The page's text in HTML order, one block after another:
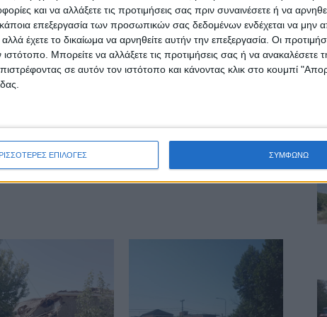
και να αλλάξετε τις προτιμήσεις σας πριν συναινέσετε ή να
επεξεργασία των προσωπικών σας δεδομένων ενδέχεται να μην
έχετε το δικαίωμα να αρνηθείτε αυτήν την επεξεργασία. Οι
ιστότοπο. Μπορείτε να αλλάξετε τις προτιμήσεις σας ή να ανακαλέσετε
σε αυτόν τον ιστότοπο και κάνοντας κλικ στο κουμπί
ΕΠΙΛΟΓΕΣ ΣΥΜΦΩΝΩ
γιατρού
ΝΕΟΣ ΑΓΩΝ
Εφημερίδα της Καρδίτσας